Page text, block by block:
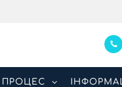
ПРОЦЕС